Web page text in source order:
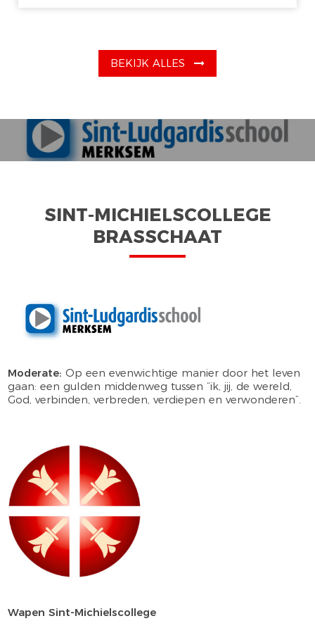
BEKIJK ALLES
SINT-MICHIELSCOLLEGE
BRASSCHAAT
Moderate: Op een evenwichtige manier door het leven
gaan: een gulden middenweg tussen “ik, jij, de wereld,
God, verbinden, verbreden, verdiepen en verwonderen”.
Wapen Sint-Michielscollege